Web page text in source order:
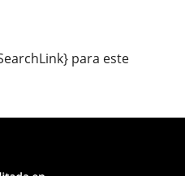
para este